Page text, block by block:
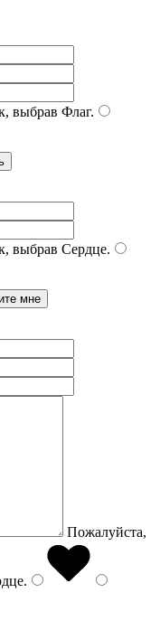
выбрав Флаг.
выбрав Сердце.
Пожалуйста,
.